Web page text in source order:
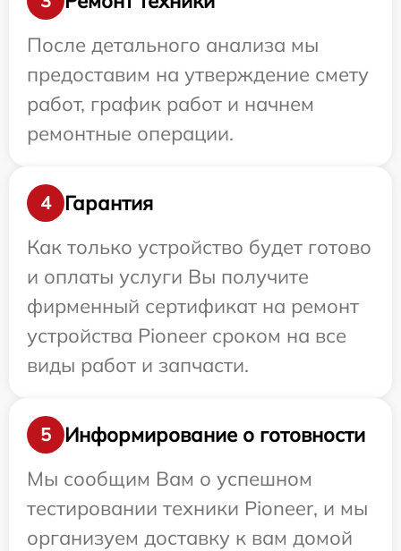
После детального анализа мы
предоставим на утверждение смету
работ, график работ и начнем
ремонтные операции.
4
Гарантия
Как только устройство будет готово
и оплаты услуги Вы получите
фирменный сертификат на ремонт
устройства Pioneer сроком на все
виды работ и запчасти.
5
Информирование о готовности
Мы сообщим Вам о успешном
тестировании техники Pioneer, и мы
организуем доставку к вам домой